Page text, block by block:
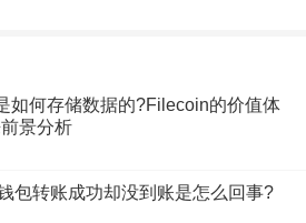
如何存储数据的?Filecoin的价值体
景分析
包转账成功却没到账是怎么回事?